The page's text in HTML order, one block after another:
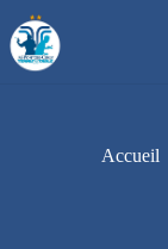
au
contenu
Accueil